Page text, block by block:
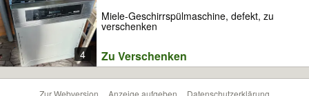
4
Miele-Geschirrspülmaschine, defekt, zu
verschenken
Zu Verschenken
Zur Webversion Anzeige aufgeben Datenschutzerklärung